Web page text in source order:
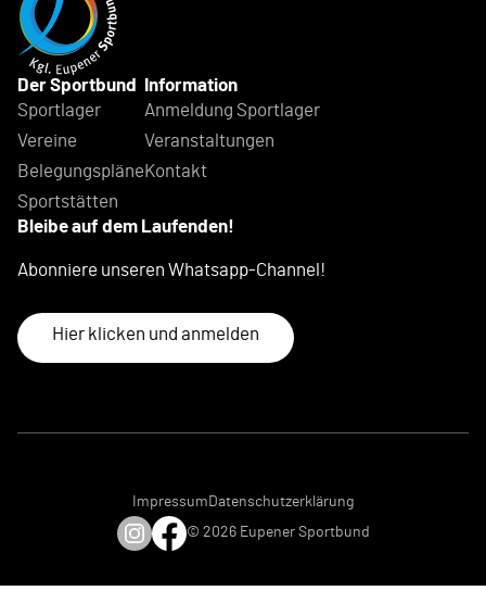
Der Sportbund
Sportlager
Vereine
Belegungspläne
Sportstätten
Information
Anmeldung Sportlager
Veranstaltungen
Kontakt
Bleibe auf dem Laufenden!
Abonniere unseren Whatsapp-Channel!
Hier klicken und anmelden
Impressum Datenschutzerklärung
© 2026 Eupener Sportbund